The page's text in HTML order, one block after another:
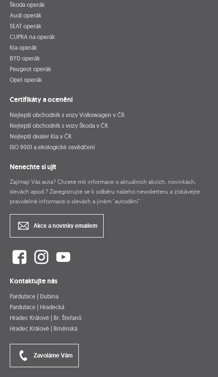
Škoda operák
Audi operák
SEAT operák
CUPRA na operák
Kia operák
BYD operák
Peugeot operák
Opel operák
Certifikáty a ocenění
Nejlepší obchodník s vozy Volkswagen v ČR
Nejlepší obchodník s vozy Škoda v ČR
Nejlepší dealer Kia v ČR
ISO 9001 a ekologické osvědčení
Nenechte si ujít
Zajímají Vás auta? Chcete mít informace o aktuálních akcích, novinkách,
slevách apod.? Zaregistrujte se k odběru našeho newsletteru a získávejte
pravidelné informace o slevách a jiném "autodění".
Akce a novinky emailem
Kontaktujte nás
Pardubice | Dubina
Pardubice | Hradecká
Hradec Králové | Br. Štefanů
Hradec Králové | Brněnská
Zavoláme Vám